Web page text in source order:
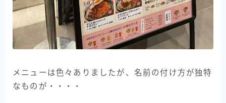
メニューは色々ありましたが、名前の付け方が独特
なものが・・・・